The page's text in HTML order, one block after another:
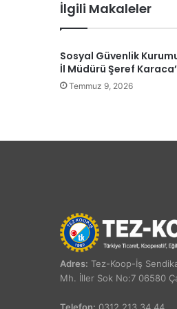
İlgili Makaleler
Sosyal Güvenlik
İl Müdürü Şeref
Temmuz 9, 2026
Adres: Tez-Koop-İş
Mh. İller Sok No:7 06580
Telefon: 0312 213 34 44